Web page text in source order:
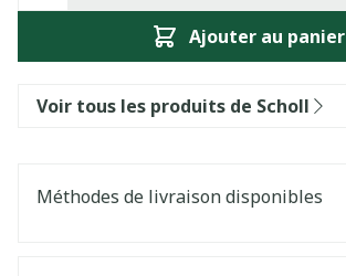
Ajouter au panier
Voir tous les produits de Scholl
Méthodes de livraison disponibles